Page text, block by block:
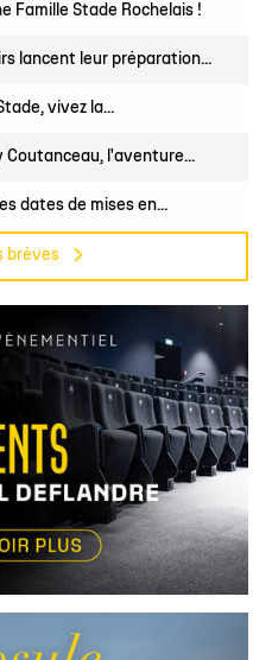
Famille Stade Rochelais !
lancent leur préparation...
vivez la...
Coutanceau, l'aventure...
dates de mises en...
brèves